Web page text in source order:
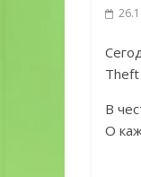
Theft
В
О